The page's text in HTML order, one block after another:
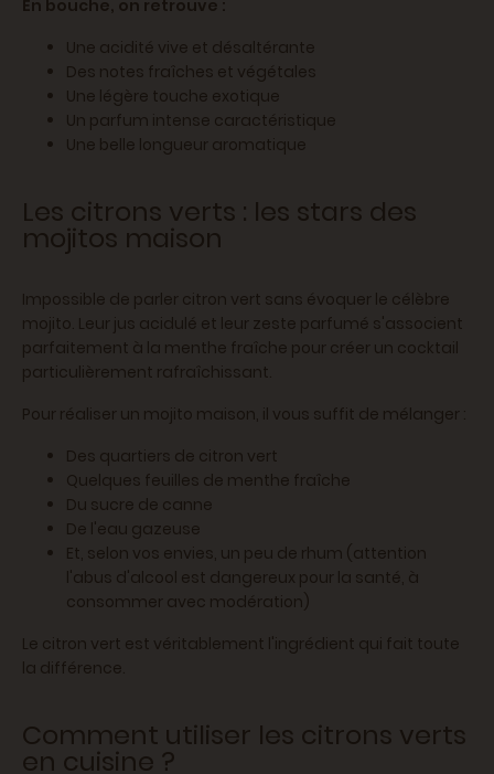
En bouche, on retrouve :
Une acidité vive et désaltérante
Des notes fraîches et végétales
Une légère touche exotique
Un parfum intense caractéristique
Une belle longueur aromatique
Les citrons verts : les stars des
mojitos maison
Impossible de parler citron vert sans évoquer le célèbre
mojito. Leur jus acidulé et leur zeste parfumé s'associent
parfaitement à la menthe fraîche pour créer un cocktail
particulièrement rafraîchissant.
Pour réaliser un mojito maison, il vous suffit de mélanger :
Des quartiers de citron vert
Quelques feuilles de menthe fraîche
Du sucre de canne
De l'eau gazeuse
Et, selon vos envies, un peu de rhum (attention
l'abus d'alcool est dangereux pour la santé, à
consommer avec modération)
Le citron vert est véritablement l'ingrédient qui fait toute
la différence.
Comment utiliser les citrons verts
en cuisine ?